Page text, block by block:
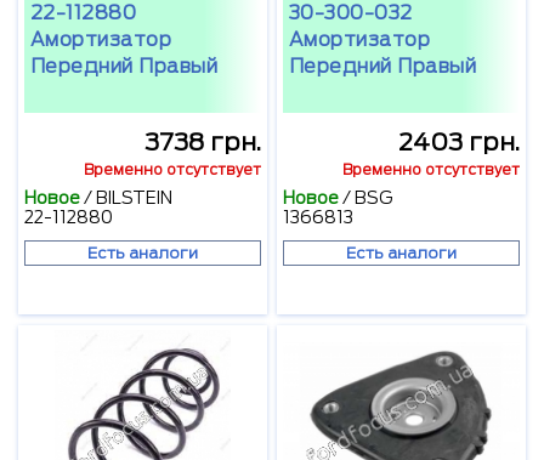
22-112880
Амортизатор
Передний Правый
3738 грн.
Временно отсутствует
Новое/ BILSTEIN
22-112880
Есть аналоги
30-300-032
Амортизатор
Передний Правый
2403 грн.
Временно отсутствует
Новое/ BSG
1366813
Есть аналоги